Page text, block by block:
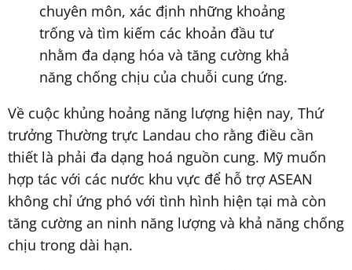
chuyên môn, xác định những khoảng
trống và tìm kiếm các khoản đầu tư
nhằm đa dạng hóa và tăng cường khả
năng chống chịu của chuỗi cung ứng.
Về cuộc khủng hoảng năng lượng hiện nay, Thứ
trưởng Thường trực Landau cho rằng điều cần
thiết là phải đa dạng hoá nguồn cung. Mỹ muốn
hợp tác với các nước khu vực để hỗ trợ ASEAN
không chỉ ứng phó với tình hình hiện tại mà còn
tăng cường an ninh năng lượng và khả năng chống
chịu trong dài hạn.